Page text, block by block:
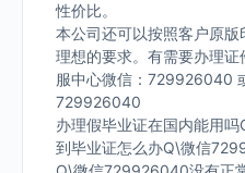
性价比。
本公司还可以按照客户原
理想的要求。有需要办理
服中心微信：729926040
729926040
办理假毕业证在国内能用
到毕业证怎么办Q\微信